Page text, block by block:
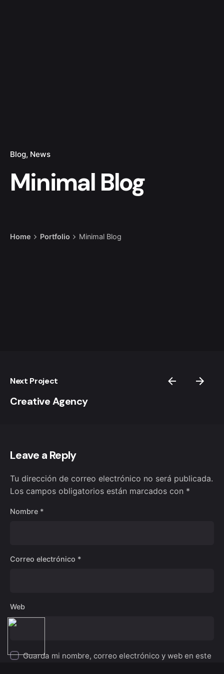
Blog News
Minimal Blog
Home Portfolio Minimal Blog
Next Project
Creative Agency
Leave a Reply
Tu dirección de correo electrónico no será publicada.
Los campos obligatorios están marcados con *
Nombre *
Correo electrónico *
Web
Guarda mi nombre, correo electrónico y web en este
IA: